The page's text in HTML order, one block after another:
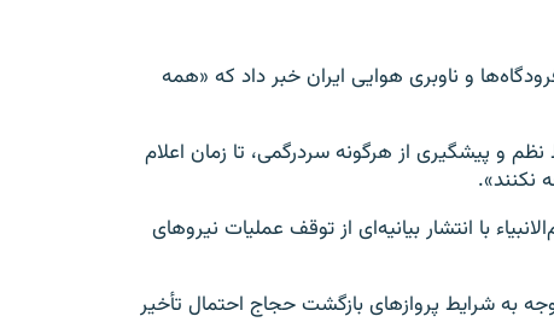
به نقل از شرکت فرودگاه‌ها و ناوبری هوایی ایران خبر داد که «همه
و پیشگیری از هرگونه سردرگمی، تا زمان اعلام
نکنند».
با انتشار بیانیه‌ای از توقف عملیات نیروهای
به شرایط پروازهای بازگشت حجاج احتمال تأخیر